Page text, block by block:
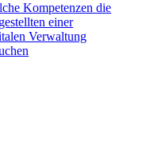
Kompetenzen die
einer
Verwaltung